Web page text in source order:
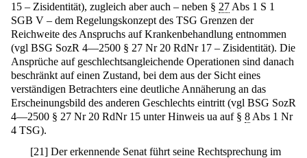
15 – Zisidentität), zugleich aber auch – neben § 27 Abs 1 S 1
SGB V – dem Regelungskonzept des TSG Grenzen der
Reichweite des Anspruchs auf Krankenbehandlung entnommen
(vgl BSG SozR 4—2500 § 27 Nr 20 RdNr 17 – Zisidentität). Die
Ansprüche auf geschlechtsangleichende Operationen sind danach
beschränkt auf einen Zustand, bei dem aus der Sicht eines
verständigen Betrachters eine deutliche Annäherung an das
Erscheinungsbild des anderen Geschlechts eintritt (vgl BSG SozR
4—2500 § 27 Nr 20 RdNr 15 unter Hinweis ua auf § 8 Abs 1 Nr
4 TSG).
[21] Der erkennende Senat führt seine Rechtsprechung im